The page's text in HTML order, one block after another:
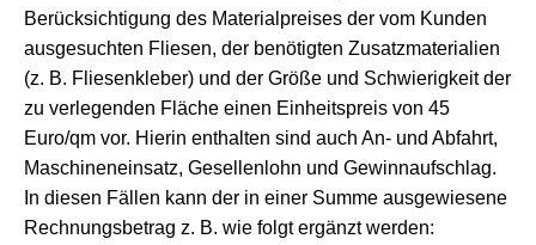
Berücksichtigung des Materialpreises der vom Kunden
ausgesuchten Fliesen, der benötigten Zusatzmaterialien
(z. B. Fliesenkleber) und der Größe und Schwierigkeit der
zu verlegenden Fläche einen Einheitspreis von 45
Euro/qm vor. Hierin enthalten sind auch An- und Abfahrt,
Maschineneinsatz, Gesellenlohn und Gewinnaufschlag.
In diesen Fällen kann der in einer Summe ausgewiesene
Rechnungsbetrag z. B. wie folgt ergänzt werden: